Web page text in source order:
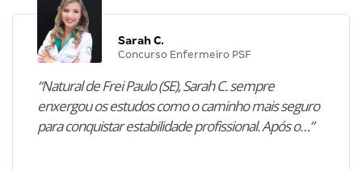
Sarah C.
Concurso Enfermeiro PSF
“Natural de Frei Paulo (SE), Sarah C. sempre
enxergou os estudos como o caminho mais seguro
para conquistar estabilidade profissional. Após o…”